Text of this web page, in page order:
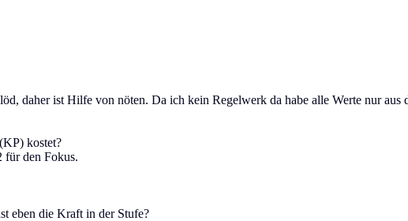
daher ist Hilfe von nöten. Da ich kein Regelwerk da habe alle Werte nur aus
kostet?
für den Fokus.
eben die Kraft in der Stufe?